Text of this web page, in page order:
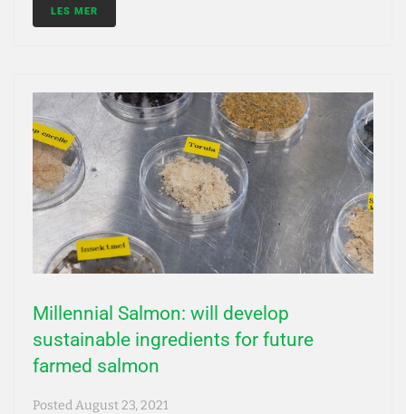
LES MER
Millennial Salmon: will develop
sustainable ingredients for future
farmed salmon
PostedAugust 23, 2021